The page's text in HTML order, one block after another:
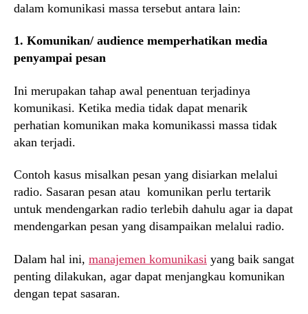
dalam komunikasi massa tersebut antara lain:
1. Komunikan/ audience memperhatikan media
penyampai pesan
Ini merupakan tahap awal penentuan terjadinya
komunikasi. Ketika media tidak dapat menarik
perhatian komunikan maka komunikassi massa tidak
akan terjadi.
Contoh kasus misalkan pesan yang disiarkan melalui
radio. Sasaran pesan atau komunikan perlu tertarik
untuk mendengarkan radio terlebih dahulu agar ia dapat
mendengarkan pesan yang disampaikan melalui radio.
Dalam hal ini, manajemen komunikasi yang baik sangat
penting dilakukan, agar dapat menjangkau komunikan
dengan tepat sasaran.